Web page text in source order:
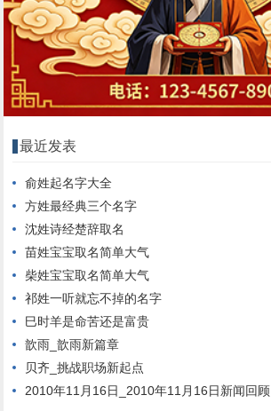
最近发表
俞姓起名字大全
方姓最经典三个名字
沈姓诗经楚辞取名
苗姓宝宝取名简单大气
柴姓宝宝取名简单大气
祁姓一听就忘不掉的名字
巳时羊是命苦还是富贵
歆雨_歆雨新篇章
贝齐_挑战职场新起点
2010年11月16日_2010年11月16日新闻回顾